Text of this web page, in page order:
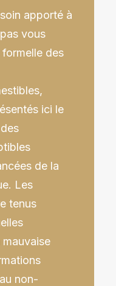
apporté à
vous
des
ici le
de la
Les
tenus
non-